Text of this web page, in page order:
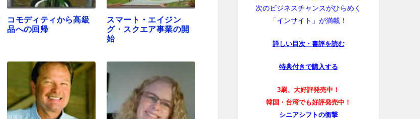
コモディティから高級
品への回帰
スマート・エイジン
グ・スクエア事業の開
始
次のビジネスチャンスがひらめく
「インサイト」が満載！
詳しい目次・書評を読む
特典付きで購入する
3刷、大好評発売中！
韓国・台湾でも好評発売中！
シニアシフトの衝撃